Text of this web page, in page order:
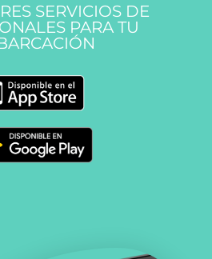
SERVICIOS DE
PARA TU